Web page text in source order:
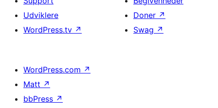
Udviklere
WordPress.tv ↗
Doner ↗
Swag ↗
WordPress.com ↗
Matt ↗
bbPress ↗